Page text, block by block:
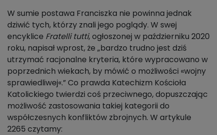
W sumie postawa Franciszka nie powinna jednak
dziwić tych, którzy znali jego poglądy. W swej
encyklice Fratelli tutti, ogłoszonej w październiku 2020
roku, napisał wprost, że „bardzo trudno jest dziś
utrzymać racjonalne kryteria, które wypracowano w
poprzednich wiekach, by mówić o możliwości «wojny
sprawiedliwej«.” Co prawda Katechizm Kościoła
Katolickiego twierdzi coś przeciwnego, dopuszczając
możliwość zastosowania takiej kategorii do
współczesnych konfliktów zbrojnych. W artykule
2265 czytamy: